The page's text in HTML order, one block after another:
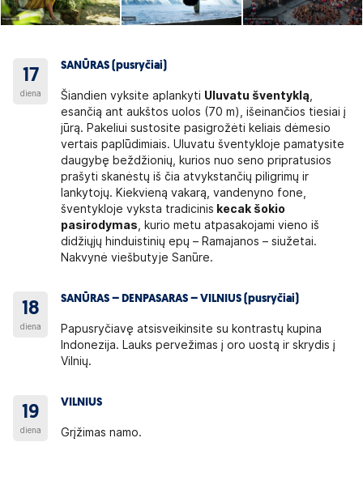
17
diena
SANŪRAS (pusryčiai)
Šiandien vyksite aplankyti Uluvatu šventyklą
esančią ant aukštos uolos (70 m), išeinančios tiesiai į
jūrą. Pakeliui sustosite pasigrožėti keliais dėmesio
vertais paplūdimiais. Uluvatu šventykloje pamatysite
daugybę beždžionių, kurios nuo seno pripratusios
prašyti skanėstų iš čia atvykstančių piligrimų ir
lankytojų. Kiekvieną vakarą, vandenyno fone,
šventykloje vyksta tradicinis kecak šokio
pasirodymas , kurio metu atpasakojami vieno iš
didžiųjų hinduistinių epų – Ramajanos – siužetai.
Nakvynė viešbutyje Sanūre.
18
diena
SANŪRAS – DENPASARAS – VILNIUS (pusryčiai)
Papusryčiavę atsisveikinsite su kontrastų kupina
Indonezija. Lauks pervežimas į oro uostą ir skrydis į
Vilnių.
19
diena
VILNIUS
Grįžimas namo.